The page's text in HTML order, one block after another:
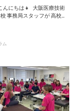
んにちは👧 大阪医療技術
事務局スタッフが 高校...
ム